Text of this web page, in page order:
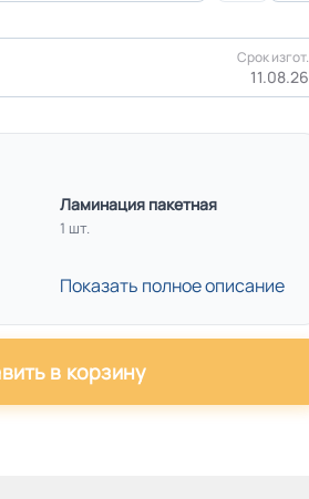
Срок изгот.
11.08.26
Ламинация пакетная
1 шт.
Показать полное описание
в корзину